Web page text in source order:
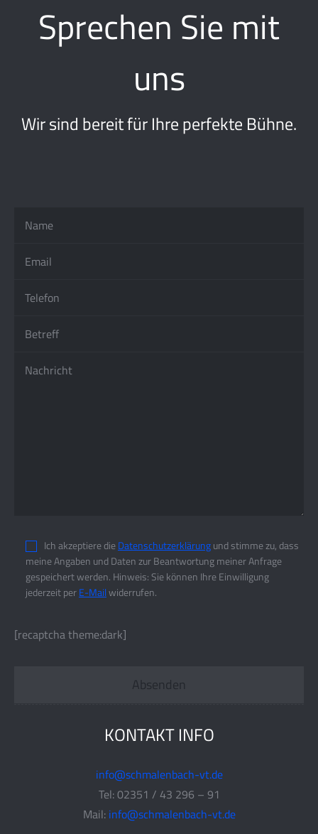
Sprechen Sie mit
uns
Wir sind bereit für Ihre perfekte Bühne.
Ich akzeptiere dieDatenschutzerklärungund stimme zu, dass
meine Angaben und Daten zur Beantwortung meiner Anfrage
gespeichert werden. Hinweis: Sie können Ihre Einwilligung
jederzeit perE-Mailwiderrufen.
[recaptcha theme:dark]
KONTAKT INFO
info@schmalenbach-vt.de
Tel: 02351 / 43 296 – 91
Mail: info@schmalenbach-vt.de